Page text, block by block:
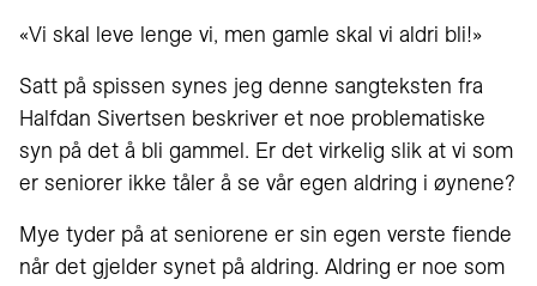
«Vi skal leve lenge vi, men gamle skal vi aldri bli!»
Satt på spissen synes jeg denne sangteksten fra
Halfdan Sivertsen beskriver et noe problematiske
syn på det å bli gammel. Er det virkelig slik at vi som
er seniorer ikke tåler å se vår egen aldring i øynene?
Mye tyder på at seniorene er sin egen verste fiende
når det gjelder synet på aldring. Aldring er noe som